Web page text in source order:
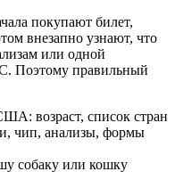
покупают билет,
внезапно узнают, что
или одной
Поэтому правильный
возраст, список стран
чип, анализы, формы
собаку или кошку